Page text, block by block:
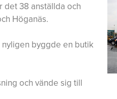
det 38 anställda och
Höganäs.
byggde en butik
och vände sig till